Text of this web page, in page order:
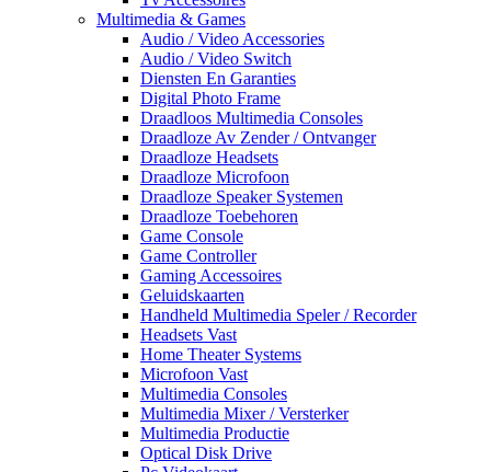
Multimedia & Games
Audio / Video Accessories
Audio / Video Switch
Diensten En Garanties
Digital Photo Frame
Draadloos Multimedia Consoles
Draadloze Av Zender / Ontvanger
Draadloze Headsets
Draadloze Microfoon
Draadloze Speaker Systemen
Draadloze Toebehoren
Game Console
Game Controller
Gaming Accessoires
Geluidskaarten
Handheld Multimedia Speler / Recorder
Headsets Vast
Home Theater Systems
Microfoon Vast
Multimedia Consoles
Multimedia Mixer / Versterker
Multimedia Productie
Optical Disk Drive